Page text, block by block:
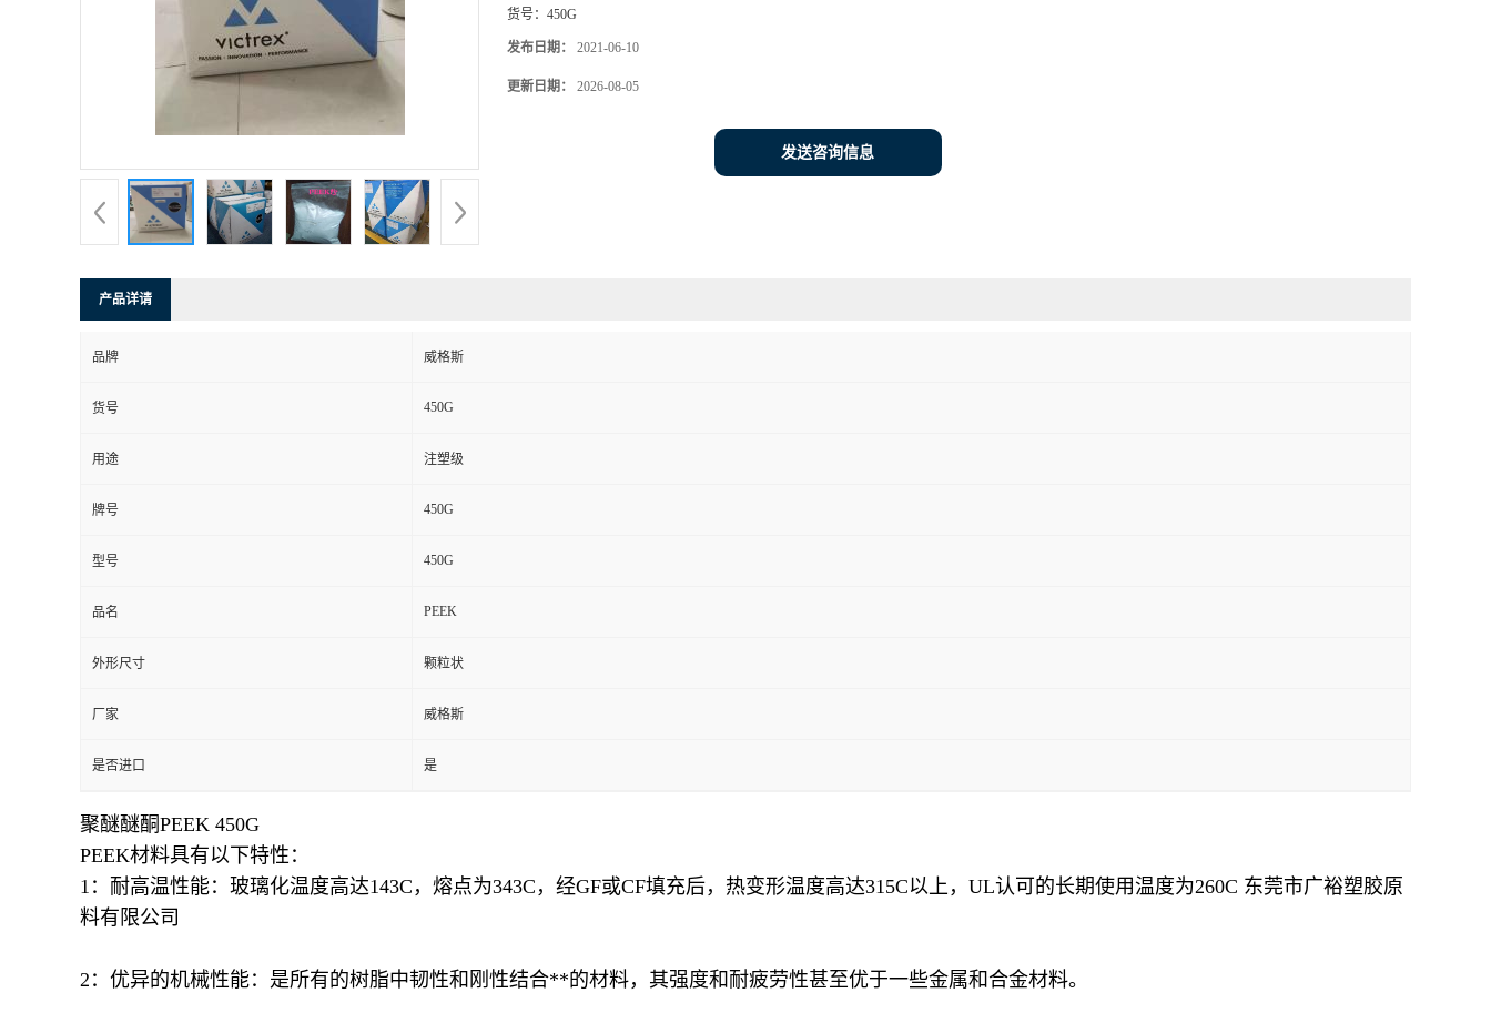
货号： 450G
发布日期： 2021-06-10
更新日期： 2026-08-05
发送咨询信息
产品详请
品牌 威格斯
货号 450G
用途 注塑级
牌号 450G
型号 450G
品名 PEEK
外形尺寸 颗粒状
厂家 威格斯
是否进口 是
聚醚醚酮PEEK 450G
PEEK材料具有以下特性：
1：耐高温性能：玻璃化温度高达143C，熔点为343C，经GF或CF填充后，热变形温度高达315C以上，UL认可的长期使用温度为260C 东莞市广裕塑胶原
料有限公司
2：优异的机械性能：是所有的树脂中韧性和刚性结合**的材料，其强度和耐疲劳性甚至优于一些金属和合金材料。